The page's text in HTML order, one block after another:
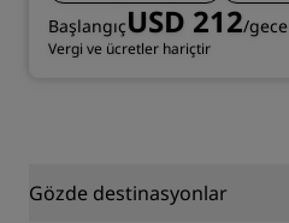
BaşlangıçUSD 212/gece
Vergi ve ücretler hariçtir
Gözde destinasyonlar